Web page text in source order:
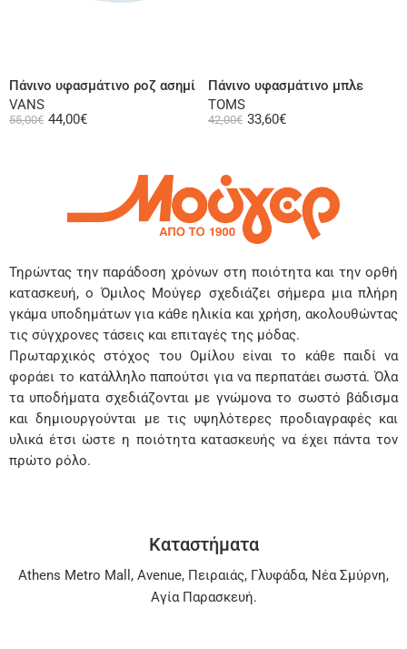
Πάνινο υφασμάτινο ροζ ασημί
VANS
55,00€ 44,00€
Πάνινο υφασμάτινο μπλε
TOMS
42,00€ 33,60€
Τηρώντας την παράδοση χρόνων στη ποιότητα και την ορθή
κατασκευή, ο Όμιλος Μούγερ σχεδιάζει σήμερα μια πλήρη
γκάμα υποδημάτων για κάθε ηλικία και χρήση, ακολουθώντας
τις σύγχρονες τάσεις και επιταγές της μόδας.
Πρωταρχικός στόχος του Ομίλου είναι το κάθε παιδί να
φοράει το κατάλληλο παπούτσι για να περπατάει σωστά. Όλα
τα υποδήματα σχεδιάζονται με γνώμονα το σωστό βάδισμα
και δημιουργούνται με τις υψηλότερες προδιαγραφές και
υλικά έτσι ώστε η ποιότητα κατασκευής να έχει πάντα τον
πρώτο ρόλο.
Καταστήματα
Athens Metro Mall , Avenue, Πειραιάς, Γλυφάδα, Νέα Σμύρνη,
Αγία Παρασκευή.